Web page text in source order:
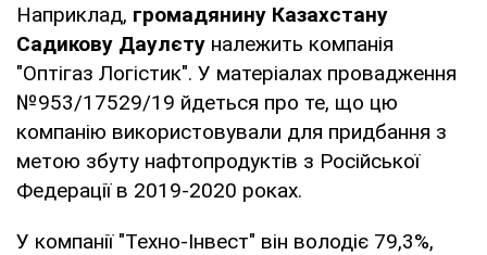
Наприклад, громадянину Казахстану
Садикову Даулєту належить компанія
"Оптігаз Логістик". У матеріалах провадження
№953/17529/19 йдеться про те, що цю
компанію використовували для придбання з
метою збуту нафтопродуктів з Російської
Федерації в 2019-2020 роках.
У компанії "Техно-Інвест" він володіє 79,3%,